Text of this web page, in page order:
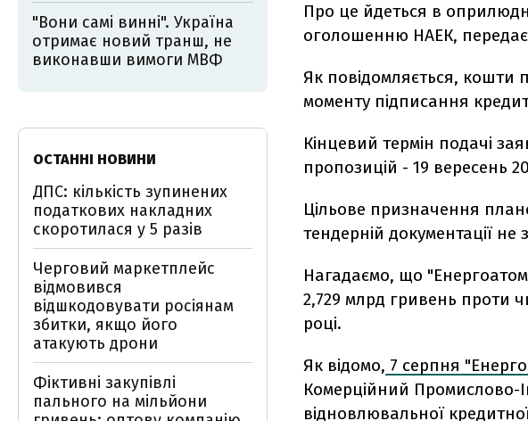
Про це йдеться в
оголошенню НАЕК,
Як повідомляється, кошти
моменту підписання
Кінцевий термін подачі
пропозицій - 19 вересень
Цільове призначення
тендерній документації не
Нагадаємо, що
2,729 млрд гривень проти
році.
Як відомо, 7 серпня
Комерційний Промислово-
відновлювальної кредитної
"Вони самі винні". Україна
отримає новий транш, не
виконавши вимоги МВФ
ОСТАННІ НОВИНИ
ДПС: кількість зупинених
податкових накладних
скоротилася у 5 разів
Черговий маркетплейс
відмовився
відшкодовувати росіянам
збитки, якщо його
атакують дрони
Фіктивні закупівлі
пального на мільйони